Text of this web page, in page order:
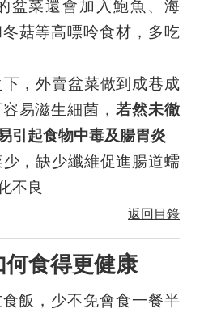
盆菜還會加入鮑魚、海
菇等高嘌呤食材，多吃
，外賣盆菜做到成巷成
易滋生細菌，若然未徹
引起食物中毒及腸胃炎
，缺少纖維促進腸道蠕
不良
返回目錄
食得更健康
飯，少不免會食一餐半